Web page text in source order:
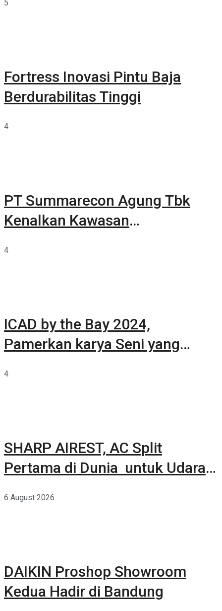
5
Fortress Inovasi Pintu Baja
Berdurabilitas Tinggi
4
PT Summarecon Agung Tbk
Kenalkan Kawasan
4
ICAD by the Bay 2024,
Pamerkan karya Seni yang
4
SHARP AIREST, AC Split
Pertama di Dunia untuk Udara
6 August 2026
DAIKIN Proshop Showroom
Kedua Hadir di Bandung